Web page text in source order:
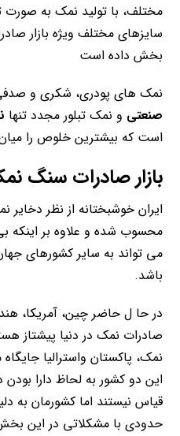
مختلف، با تولید نمک به
سایزهای مختلف ویژه بازار
بخش داده است
نمک های پودری، شکری و
صنعتی و نمک تبلور مجدد تنها
است که بیشترین خلوص را
بازار صادرات سنگ
ایران خوشبختانه از نظر دخایر
محسوب شده و علاوه بر اینکه
می تواند به سایر کشورهای
باشد.
در حا ل حاضر چین، آمریکا،
صادرات نمک در دنیا پیشتاز
نمک، پاکستان واسترالیا
این دو کشور به لحاظ دارا
قیاس نیستند اما کشورمان به
حدودی با مشکلاتی در این